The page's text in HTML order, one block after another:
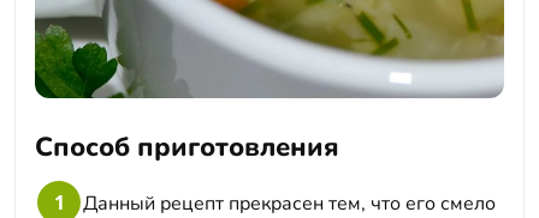
Способ приготовления
1
Данный рецепт прекрасен тем, что его смело